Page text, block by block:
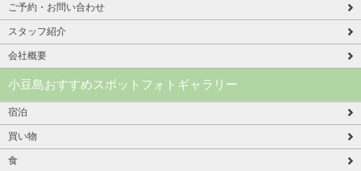
ご予約・お問い合わせ
スタッフ紹介
会社概要
小豆島おすすめスポットフォトギャラリー
宿泊
買い物
食